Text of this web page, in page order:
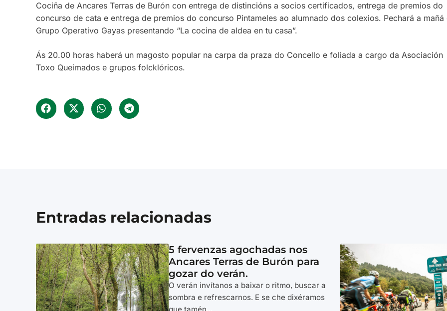
Cociña de Ancares Terras de Burón con entrega de distincións a socios certificados, entrega de premios do
concurso de cata e entrega de premios do concurso Pintameles ao alumnado dos colexios. Pechará a mañá
Grupo Operativo Gayas presentando “La cocina de aldea en tu casa”.
Ás 20.00 horas haberá un magosto popular na carpa da praza do Concello e foliada a cargo da Asociación
Toxo Queimados e grupos folcklóricos.
Entradas relacionadas
5 fervenzas agochadas nos
Ancares Terras de Burón para
gozar do verán.
O verán invítanos a baixar o ritmo, buscar a
sombra e refrescarnos. E se che dixéramos
que tamén...